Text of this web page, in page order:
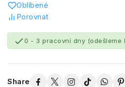
Oblíbené
Porovnat
0 - 3 pracovní dny (odešleme
Share